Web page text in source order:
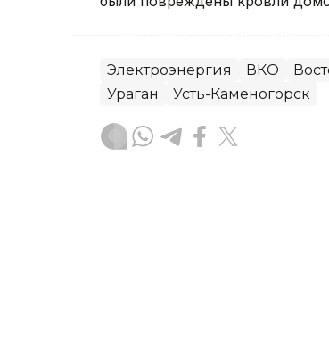
Электроэнергия ВКО
Ураган
Усть-Каменогорск